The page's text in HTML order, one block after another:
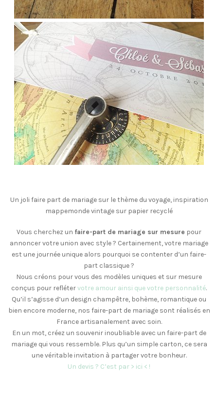
Un joli faire part de mariage sur le thème du voyage, inspiration
mappemonde vintage sur papier recyclé
Vous cherchez un faire-part de mariage sur mesure pour
annoncer votre union avec style ? Certainement, votre mariage
est une journée unique alors pourquoi se contenter d’un faire-
part classique ?
Nous créons pour vous des modèles uniques et sur mesure
conçus pour reflétervotre amour ainsi que votre personnalité.
Qu’il s’agisse d’un design champêtre, bohème, romantique ou
bien encore moderne, nos faire-part de mariage sont réalisés en
France artisanalement avec soin.
En un mot, créez un souvenir inoubliable avec un faire-part de
mariage qui vous ressemble. Plus qu’un simple carton, ce sera
une véritable invitation à partager votre bonheur.
Un devis ? C’est par > ici < !